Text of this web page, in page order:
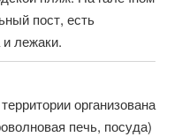
пост, есть
лежаки.
организована
печь, посуда)